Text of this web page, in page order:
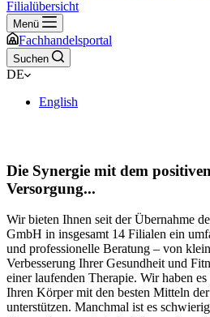
Filialübersicht
Menü
Fachhandelsportal
Suchen
DE
English
Die Synergie mit dem
Versorgung...
Wir bieten Ihnen seit der Übernahme
GmbH in insgesamt 14 Filialen ein
und professionelle Beratung – von
Verbesserung Ihrer Gesundheit und
einer laufenden Therapie. Wir haben
Ihren Körper mit den besten Mitteln
unterstützen. Manchmal ist es